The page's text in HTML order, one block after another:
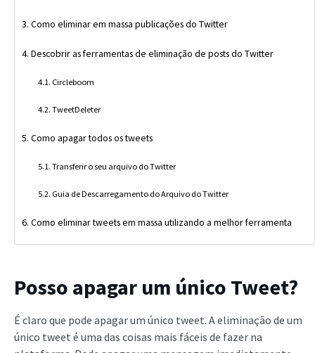
Como eliminar em massa publicações do Twitter
Descobrir as ferramentas de eliminação de posts do Twitter
Circleboom
TweetDeleter
Como apagar todos os tweets
Transferir o seu arquivo do Twitter
Guia de Descarregamento do Arquivo do Twitter
Como eliminar tweets em massa utilizando a melhor ferramenta
Posso apagar um único Tweet?
É claro que pode apagar um único tweet. A eliminação de um
único tweet é uma das coisas mais fáceis de fazer na